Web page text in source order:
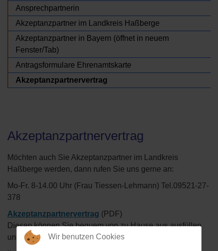
Ansprechpartnerin
Akzeptanzpartner im Landkreis Haßberge
Akzeptanzpartner in Bayern (öffnet in neuem
Fenster/Tab)
Antragsformulare Ehrenamtskarte
Akzeptanzpartnervertrag
Akzeptanzpartnervertrag
Möchten auch Sie Akzeptanzpartner im Landkreis
Haßberge werden, dann rufen Sie uns gerne an:
Mo-Fr. 8-14.00 Uhr (Frau Tiessen-Lehmann) Tel.09521-27-
378
Akzeptanzpartnervertrag (PDF)
Diesen können Sie bequem von zu Hause aus ausfüllen
und unterschrieben an das KoBE senden.
Wir benutzen Cookies